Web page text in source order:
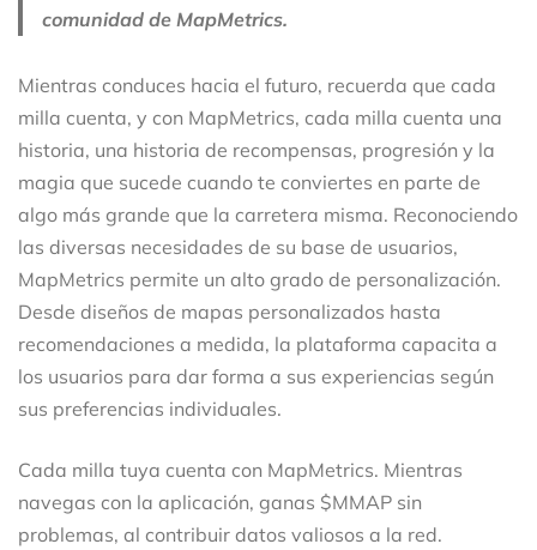
comunidad de MapMetrics.
Mientras conduces hacia el futuro, recuerda que cada
milla cuenta, y con MapMetrics, cada milla cuenta una
historia, una historia de recompensas, progresión y la
magia que sucede cuando te conviertes en parte de
algo más grande que la carretera misma. Reconociendo
las diversas necesidades de su base de usuarios,
MapMetrics permite un alto grado de personalización.
Desde diseños de mapas personalizados hasta
recomendaciones a medida, la plataforma capacita a
los usuarios para dar forma a sus experiencias según
sus preferencias individuales.
Cada milla tuya cuenta con MapMetrics. Mientras
navegas con la aplicación, ganas $MMAP sin
problemas, al contribuir datos valiosos a la red.